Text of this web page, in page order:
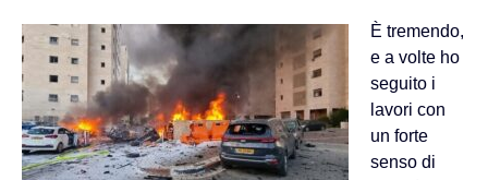
È tremendo,
e a volte ho
seguito i
lavori con
un forte
senso di